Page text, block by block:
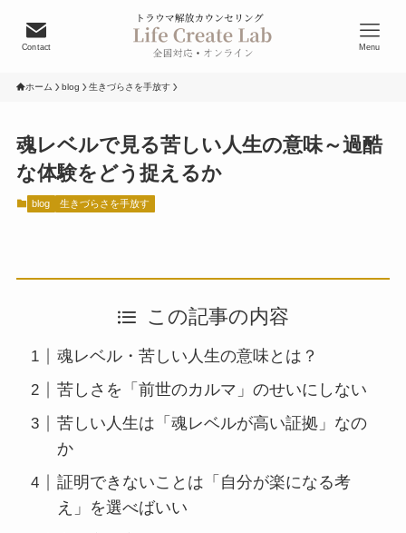
Contact Menu
ホーム blog 生きづらさを手放す
魂レベルで見る苦しい人生の意味～過酷
な体験をどう捉えるか
blog 生きづらさを手放す
この記事の内容
魂レベル・苦しい人生の意味とは？
苦しさを「前世のカルマ」のせいにしない
苦しい人生は「魂レベルが高い証拠」なの
か
証明できないことは「自分が楽になる考
え」を選べばいい